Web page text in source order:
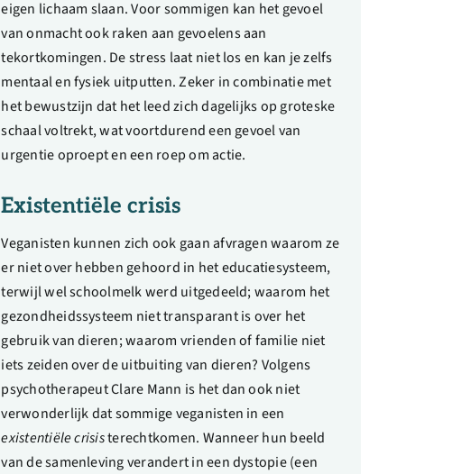
eigen lichaam slaan. Voor sommigen kan het gevoel
van onmacht ook raken aan gevoelens aan
tekortkomingen. De stress laat niet los en kan je zelfs
mentaal en fysiek uitputten. Zeker in combinatie met
het bewustzijn dat het leed zich dagelijks op groteske
schaal voltrekt, wat voortdurend een gevoel van
urgentie oproept en een roep om actie.
Existentiële crisis
Veganisten kunnen zich ook gaan afvragen waarom ze
er niet over hebben gehoord in het educatiesysteem,
terwijl wel schoolmelk werd uitgedeeld; waarom het
gezondheidssysteem niet transparant is over het
gebruik van dieren; waarom vrienden of familie niet
iets zeiden over de uitbuiting van dieren? Volgens
psychotherapeut Clare Mann is het dan ook niet
verwonderlijk dat sommige veganisten in een
existentiële crisisterechtkomen. Wanneer hun beeld
van de samenleving verandert in een dystopie (een